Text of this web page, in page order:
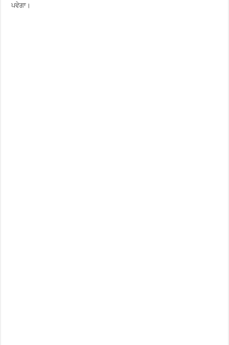
ਪਵੇਗਾ।